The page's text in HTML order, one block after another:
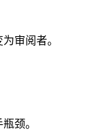
审阅者。
颈。